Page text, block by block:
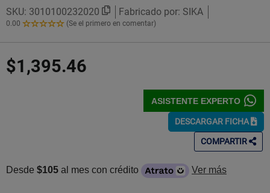
SKU: 3010100232020 Fabricado por: SIKA
0.00
0.00
Estrellas!
(Se el primero en comentar)
$1,395.46
ASISTENTE EXPERTO
DESCARGAR FICHA
COMPARTIR
Desde $105 al mes con crédito Ver más